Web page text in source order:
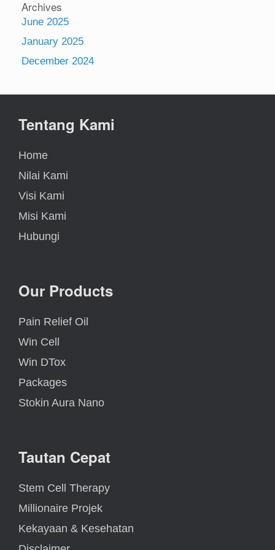
Archives
June 2025
January 2025
December 2024
Tentang Kami
Home
Nilai Kami
Visi Kami
Misi Kami
Hubungi
Our Products
Pain Relief Oil
Win Cell
Win DTox
Packages
Stokin Aura Nano
Tautan Cepat
Stem Cell Therapy
Millionaire Projek
Kekayaan & Kesehatan